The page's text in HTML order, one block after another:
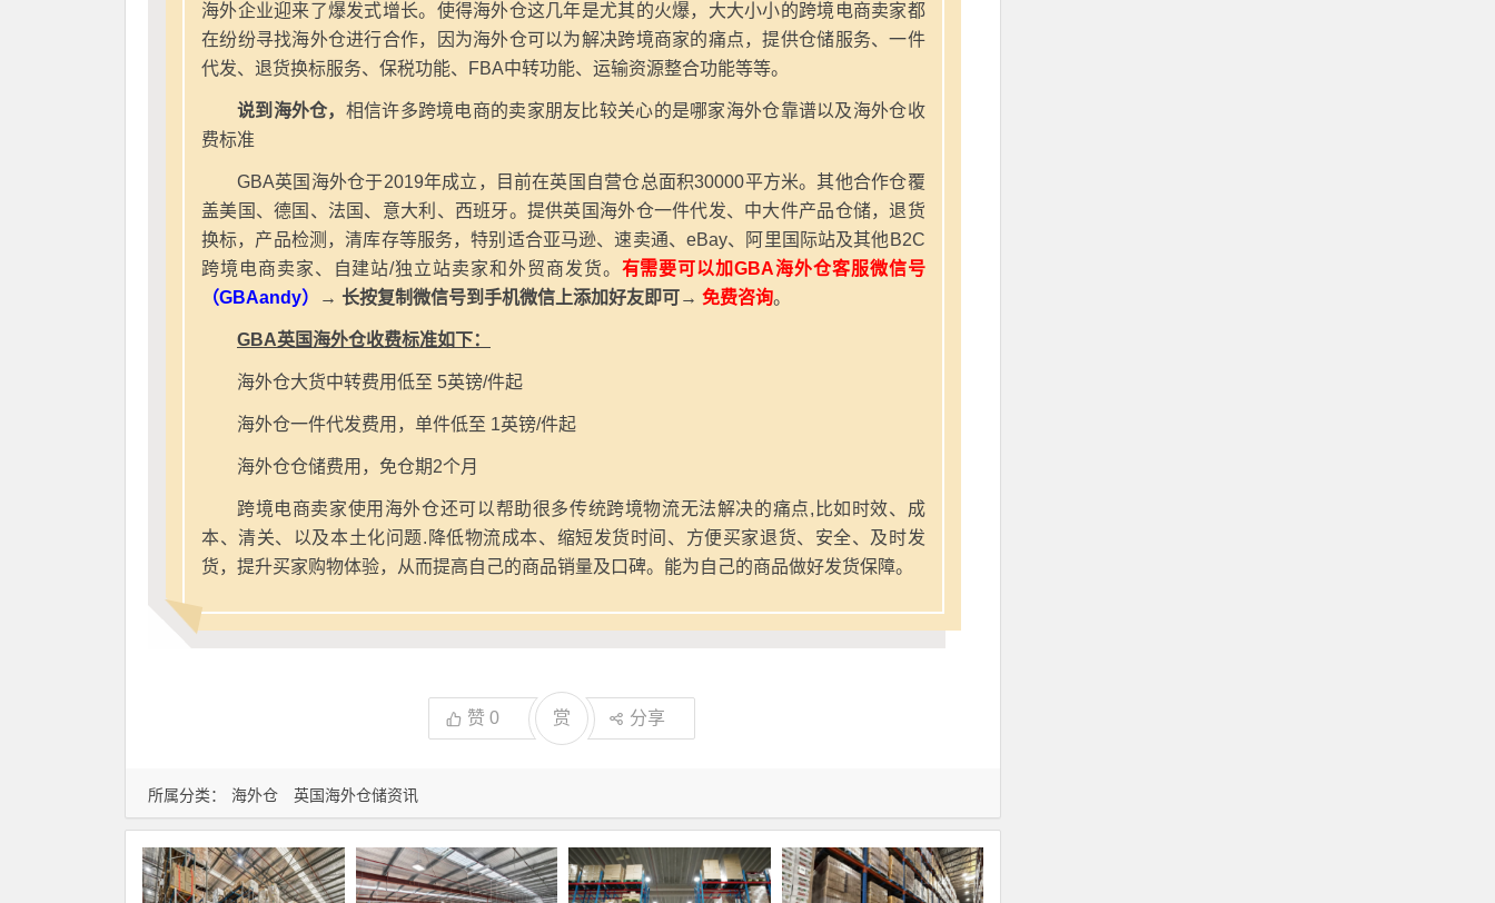
所属分类： 海外仓 英国海外仓储资讯
海外企业迎来了爆发式增长。使得海外仓这几年是尤其的火爆，大大小小的跨境电商卖家都
在纷纷寻找海外仓进行合作，因为海外仓可以为解决跨境商家的痛点，提供仓储服务、一件
代发、退货换标服务、保税功能、FBA中转功能、运输资源整合功能等等。
说到海外仓， 相信许多跨境电商的卖家朋友比较关心的是哪家海外仓靠谱以及海外仓收
费标准
GBA英国海外仓于2019年成立，目前在英国自营仓总面积30000平方米。其他合作仓覆
盖美国、德国、法国、意大利、西班牙。提供英国海外仓一件代发、中大件产品仓储，退货
换标，产品检测，清库存等服务，特别适合亚马逊、速卖通、eBay、阿里国际站及其他B2C
跨境电商卖家、自建站/独立站卖家和外贸商发货。 有需要可以加GBA海外仓客服微信号
（GBAandy）
→ 长按复制微信号到手机微信上添加好友即可→ 免费咨询。
GBA英国海外仓收费标准如下：
海外仓大货中转费用低至 5英镑/件起
海外仓一件代发费用，单件低至 1英镑/件起
海外仓仓储费用，免仓期2个月
跨境电商卖家使用海外仓还可以帮助很多传统跨境物流无法解决的痛点,比如时效、成
本、清关、以及本土化问题.降低物流成本、缩短发货时间、方便买家退货、安全、及时发
货，提升买家购物体验，从而提高自己的商品销量及口碑。能为自己的商品做好发货保障。
赞 0 赏 分享